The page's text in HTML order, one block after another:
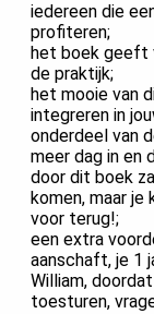
iedereen die
profiteren;
het boek geeft
de praktijk;
het mooie van
integreren in
onderdeel van
meer dag in en
door dit boek
komen, maar
voor terug!;
een extra
aanschaft, je 1
William,
toesturen,